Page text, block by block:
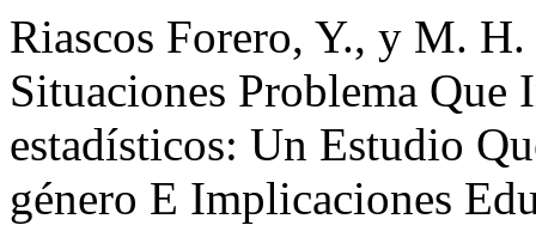
Riascos Forero, Y., y M.
Situaciones Problema Que
estadísticos: Un Estudio
género E Implicaciones